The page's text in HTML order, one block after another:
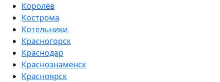
Королёв
Кострома
Котельники
Красногорск
Краснодар
Краснознаменск
Красноярск